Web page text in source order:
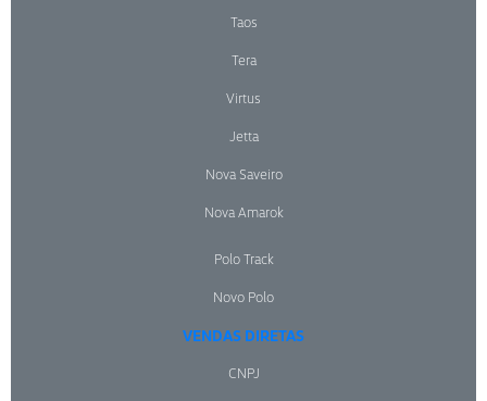
Taos
Tera
Virtus
Jetta
Nova Saveiro
Nova Amarok
Polo Track
Novo Polo
VENDAS DIRETAS
CNPJ